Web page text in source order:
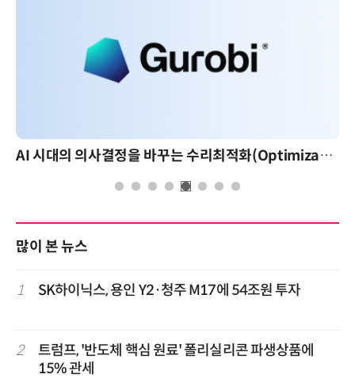
AI 시대의 의사결정을 바꾸는 수리최적화(Optimization): 실제 산업 적용 사례와 활용 전략 AI 핀옵스 실전 세미나: 폭증하는 AI
많이 본 뉴스
1 SK하이닉스, 용인 Y2·청주 M17에 54조원 투자
2
트럼프, '반도체 핵심 원료' 폴리실리콘 파생상품에
15% 관세